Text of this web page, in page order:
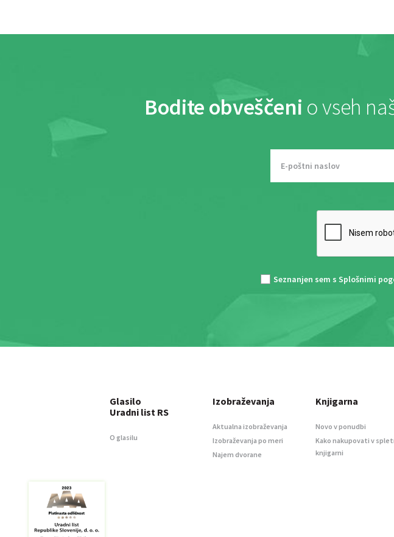
Bodite obveščeni o vseh
Seznanjen sem s Splošnimi
Glasilo
Uradni list RS
O glasilu
Izobraževanja
Aktualna izobraževanja
Izobraževanja po meri
Najem dvorane
Knjigarna
Novo v ponudbi
Kako nakupovati v
knjigarni